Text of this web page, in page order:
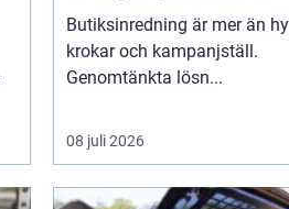
Butiksinredning är mer än
krokar och kampanjställ.
Genomtänkta lösn...
08 juli 2026